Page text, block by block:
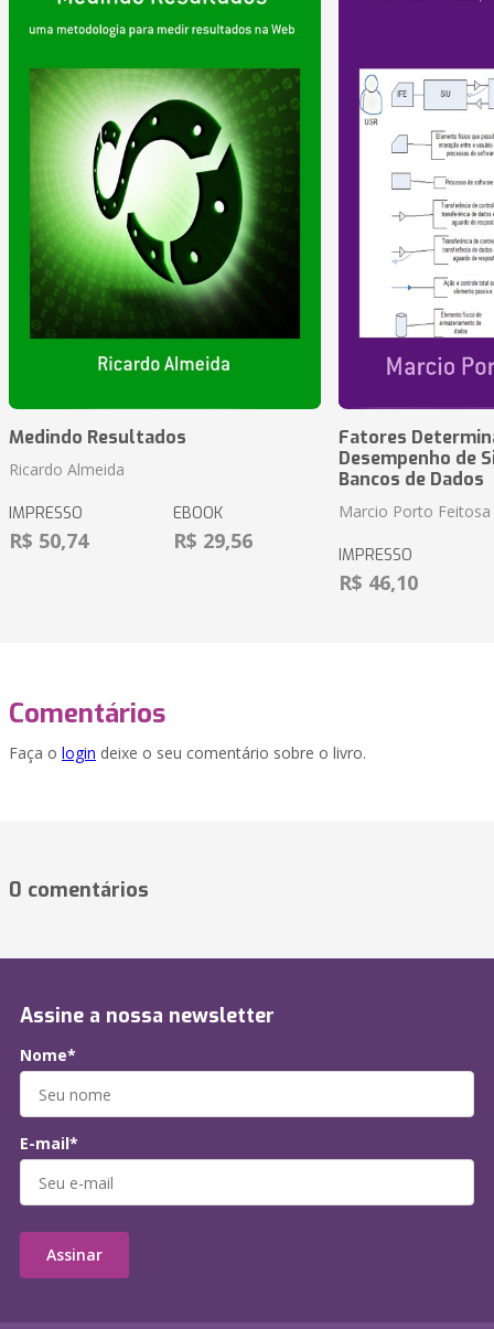
Medindo Resultados
Ricardo Almeida
IMPRESSO
R$ 50,74
EBOOK
R$ 29,56
Fatores
Desempenho de
Bancos de Dados
Marcio Porto Feitosa
IMPRESSO
R$ 46,10
Comentários
Faça o login deixe o seu comentário sobre o livro.
0 comentários
Assine a nossa newsletter
Nome*
E-mail*
Assinar